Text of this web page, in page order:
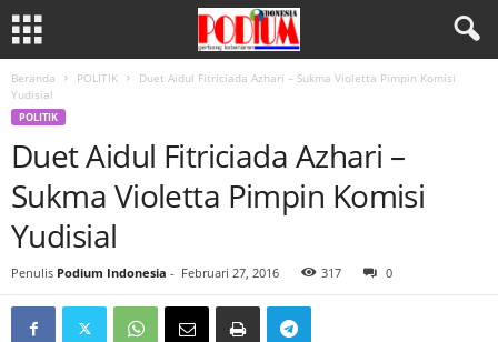
Beranda POLITIK
Duet Aidul Fitriciada Azhari – Sukma Violetta Pimpin Komisi
Yudisial
POLITIK
Duet Aidul Fitriciada Azhari –
Sukma Violetta Pimpin Komisi
Yudisial
Penulis Podium Indonesia - Februari 27, 2016 317 0